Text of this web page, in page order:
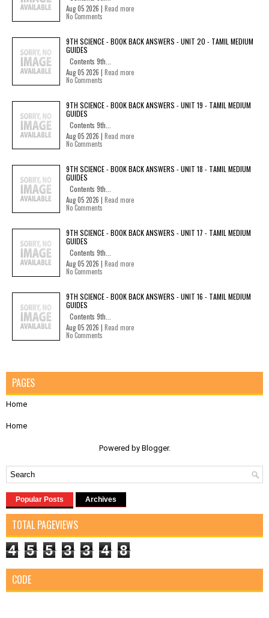
Aug 05 2026 | Read more
No Comments
9TH SCIENCE - BOOK BACK ANSWERS - UNIT 20 - TAMIL MEDIUM
GUIDES
Contents 9th...
Aug 05 2026 | Read more
No Comments
9TH SCIENCE - BOOK BACK ANSWERS - UNIT 19 - TAMIL MEDIUM
GUIDES
Contents 9th...
Aug 05 2026 | Read more
No Comments
9TH SCIENCE - BOOK BACK ANSWERS - UNIT 18 - TAMIL MEDIUM
GUIDES
Contents 9th...
Aug 05 2026 | Read more
No Comments
9TH SCIENCE - BOOK BACK ANSWERS - UNIT 17 - TAMIL MEDIUM
GUIDES
Contents 9th...
Aug 05 2026 | Read more
No Comments
9TH SCIENCE - BOOK BACK ANSWERS - UNIT 16 - TAMIL MEDIUM
GUIDES
Contents 9th...
Aug 05 2026 | Read more
No Comments
PAGES
Home
Home
Powered by Blogger.
Popular Posts Archives
TOTAL PAGEVIEWS
4 5 5 3 3 4 8
CODE